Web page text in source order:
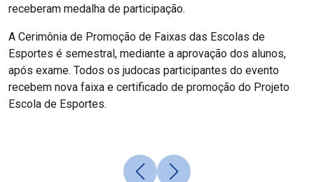
receberam medalha de participação.
A Cerimônia de Promoção de Faixas das Escolas de
Esportes é semestral, mediante a aprovação dos alunos,
após exame. Todos os judocas participantes do evento
recebem nova faixa e certificado de promoção do Projeto
Escola de Esportes.